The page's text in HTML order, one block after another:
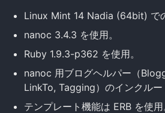
Linux Mint 14 Nadia (64bit) で
nanoc 3.4.3 を使用。
Ruby 1.9.3-p362 を使用。
nanoc 用ブログヘルパー（
LinkTo, Tagging）のインクルー
テンプレート機能は ERB を使用